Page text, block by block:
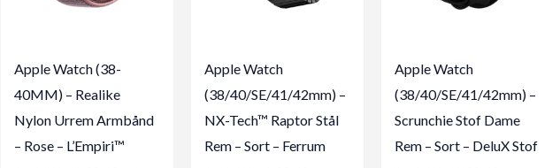
Apple Watch (38-
40MM) – Realike
Nylon Urrem Armbånd
– Rose – L’Empiri™
Apple Watch
(38/40/SE/41/42mm) –
NX-Tech™ Raptor Stål
Rem – Sort – Ferrum
Apple Watch
(38/40/SE/41/42mm) –
Scrunchie Stof Dame
Rem – Sort – DeluX Stof